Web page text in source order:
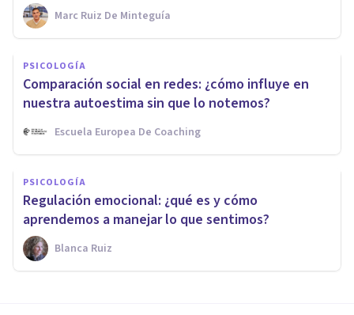
Marc Ruiz De Minteguía
PSICOLOGÍA
Comparación social en redes: ¿cómo influye en
nuestra autoestima sin que lo notemos?
Escuela Europea De Coaching
PSICOLOGÍA
Regulación emocional: ¿qué es y cómo
aprendemos a manejar lo que sentimos?
Blanca Ruiz